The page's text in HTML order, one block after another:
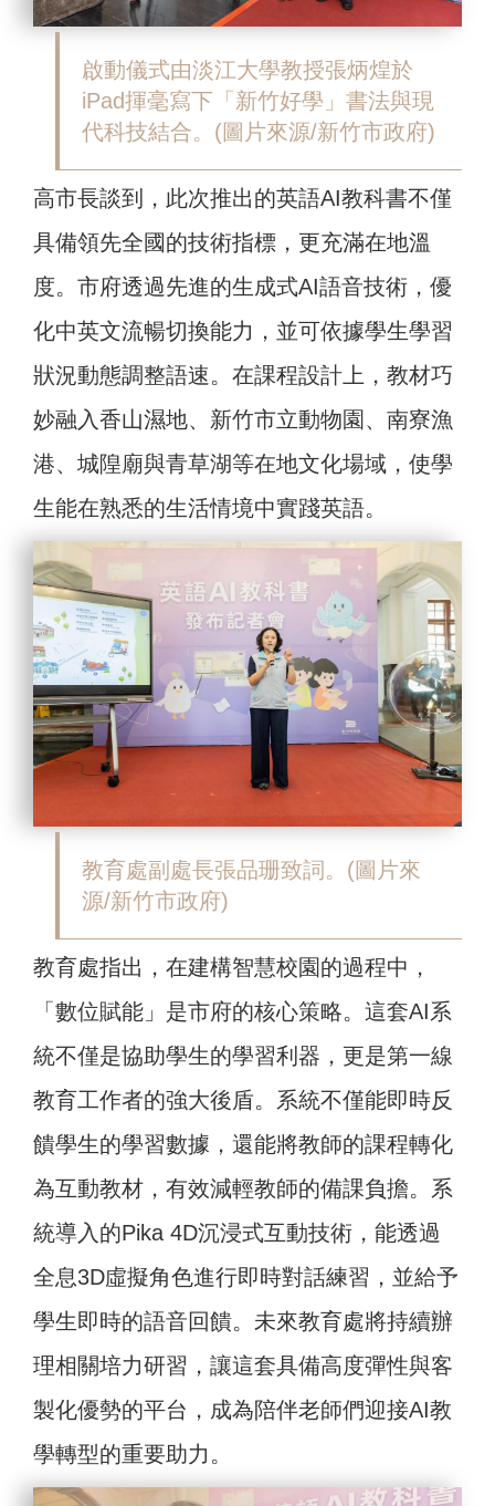
啟動儀式由淡江大學教授張炳煌於
iPad揮毫寫下「新竹好學」書法與現
代科技結合。(圖片來源/新竹市政府)
高市長談到，此次推出的英語AI教科書不僅
具備領先全國的技術指標，更充滿在地溫
度。市府透過先進的生成式AI語音技術，優
化中英文流暢切換能力，並可依據學生學習
狀況動態調整語速。在課程設計上，教材巧
妙融入香山濕地、新竹市立動物園、南寮漁
港、城隍廟與青草湖等在地文化場域，使學
生能在熟悉的生活情境中實踐英語。
教育處副處長張品珊致詞。(圖片來
源/新竹市政府)
教育處指出，在建構智慧校園的過程中，
「數位賦能」是市府的核心策略。這套AI系
統不僅是協助學生的學習利器，更是第一線
教育工作者的強大後盾。系統不僅能即時反
饋學生的學習數據，還能將教師的課程轉化
為互動教材，有效減輕教師的備課負擔。系
統導入的Pika 4D沉浸式互動技術，能透過
全息3D虛擬角色進行即時對話練習，並給予
學生即時的語音回饋。未來教育處將持續辦
理相關培力研習，讓這套具備高度彈性與客
製化優勢的平台，成為陪伴老師們迎接AI教
學轉型的重要助力。